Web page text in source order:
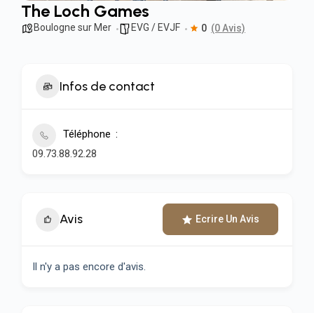
The Loch Games
Boulogne sur Mer EVG / EVJF 0 (0 Avis)
Infos de contact
Téléphone
09.73.88.92.28
Avis Ecrire Un Avis
Il n'y a pas encore d'avis.